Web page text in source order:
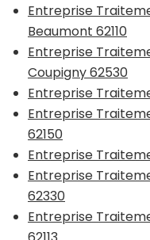
Entreprise
Beaumont 62110
Entreprise
Coupigny 62530
Entreprise
Entreprise
62150
Entreprise
Entreprise
62330
Entreprise